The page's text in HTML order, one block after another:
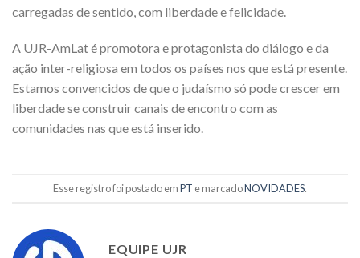
carregadas de sentido, com liberdade e felicidade.
A UJR-AmLat é promotora e protagonista do diálogo e da
ação inter-religiosa em todos os países nos que está presente.
Estamos convencidos de que o judaísmo só pode crescer em
liberdade se construir canais de encontro com as
comunidades nas que está inserido.
Esse registro foi postado emPT e marcadoNOVIDADES.
EQUIPE UJR